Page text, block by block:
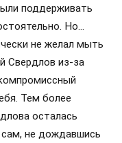
поддерживать
Но…
не желал мыть
Свердлов из-за
Тем более
осталась
сам, не дождавшись